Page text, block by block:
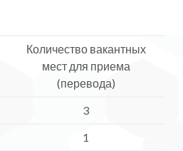
Количество вакантных
мест для приема
(перевода)
3
1